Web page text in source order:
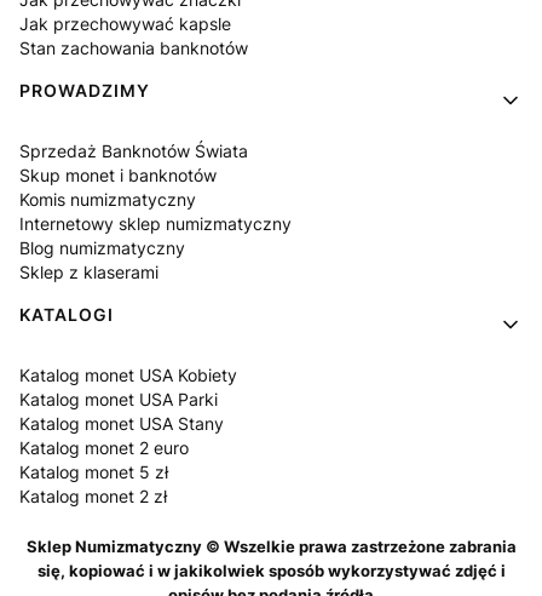
Jak przechowywać kapsle
Stan zachowania banknotów
PROWADZIMY
Sprzedaż Banknotów Świata
Skup monet i banknotów
Komis numizmatyczny
Internetowy sklep numizmatyczny
Blog numizmatyczny
Sklep z klaserami
KATALOGI
Katalog monet USA Kobiety
Katalog monet USA Parki
Katalog monet USA Stany
Katalog monet 2 euro
Katalog monet 5 zł
Katalog monet 2 zł
Sklep Numizmatyczny © Wszelkie prawa zastrzeżone zabrania
się, kopiować i w jakikolwiek sposób wykorzystywać zdjęć i